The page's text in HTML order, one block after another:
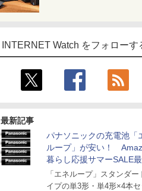
INTERNET Watch をフォローす
最新記事
パナソニックの充電池「
ループ」が安い！
暮らし応援サマーSALE最
日
「エネループ」スタンダー
イプの単3形・単4形×4本セ